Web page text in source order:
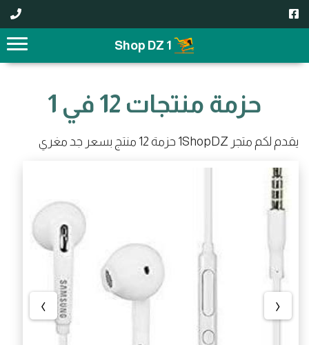
حزمة منتجات 12 في 1
يقدم لكم متجر 1ShopDZ حزمة 12 منتج بسعر جد مغري
‹
›